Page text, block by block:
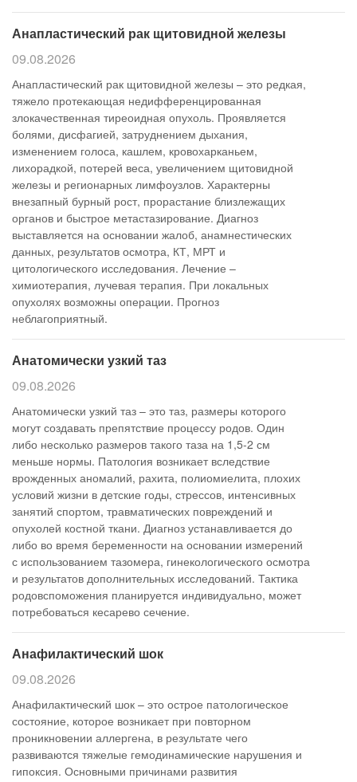
Анапластический рак щитовидной железы
09.08.2026
Анапластический рак щитовидной железы – это редкая,
тяжело протекающая недифференцированная
злокачественная тиреоидная опухоль. Проявляется
болями, дисфагией, затруднением дыхания,
изменением голоса, кашлем, кровохарканьем,
лихорадкой, потерей веса, увеличением щитовидной
железы и регионарных лимфоузлов. Характерны
внезапный бурный рост, прорастание близлежащих
органов и быстрое метастазирование. Диагноз
выставляется на основании жалоб, анамнестических
данных, результатов осмотра, КТ, МРТ и
цитологического исследования. Лечение –
химиотерапия, лучевая терапия. При локальных
опухолях возможны операции. Прогноз
неблагоприятный.
Анатомически узкий таз
09.08.2026
Анатомически узкий таз – это таз, размеры которого
могут создавать препятствие процессу родов. Один
либо несколько размеров такого таза на 1,5-2 см
меньше нормы. Патология возникает вследствие
врожденных аномалий, рахита, полиомиелита, плохих
условий жизни в детские годы, стрессов, интенсивных
занятий спортом, травматических повреждений и
опухолей костной ткани. Диагноз устанавливается до
либо во время беременности на основании измерений
с использованием тазомера, гинекологического осмотра
и результатов дополнительных исследований. Тактика
родовспоможения планируется индивидуально, может
потребоваться кесарево сечение.
Анафилактический шок
09.08.2026
Анафилактический шок – это острое патологическое
состояние, которое возникает при повторном
проникновении аллергена, в результате чего
развиваются тяжелые гемодинамические нарушения и
гипоксия. Основными причинами развития